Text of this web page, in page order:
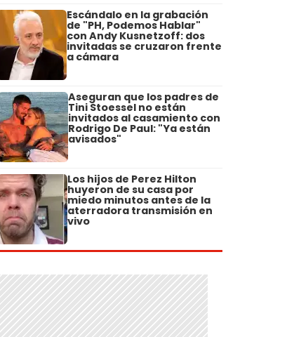
Escándalo en la grabación
de "PH, Podemos Hablar"
con Andy Kusnetzoff: dos
invitadas se cruzaron frente
a cámara
Aseguran que los padres de
Tini Stoessel no están
invitados al casamiento con
Rodrigo De Paul: "Ya están
avisados"
Los hijos de Perez Hilton
huyeron de su casa por
miedo minutos antes de la
aterradora transmisión en
vivo